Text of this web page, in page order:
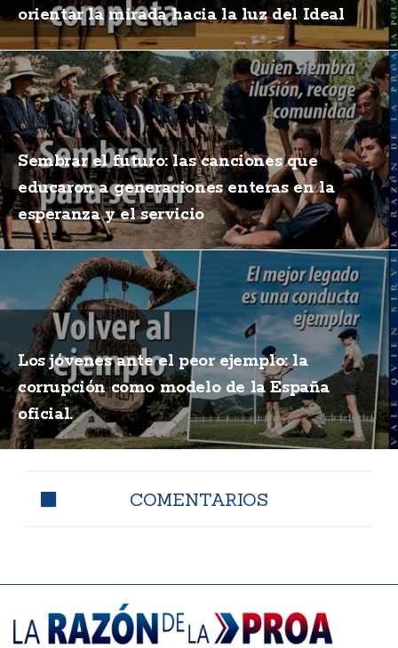
orientar la mirada hacia la luz del Ideal
Sembrar el futuro: las canciones que
educaron a generaciones enteras en la
esperanza y el servicio
Los jóvenes ante el peor ejemplo: la
corrupción como modelo de la España
oficial.
COMENTARIOS